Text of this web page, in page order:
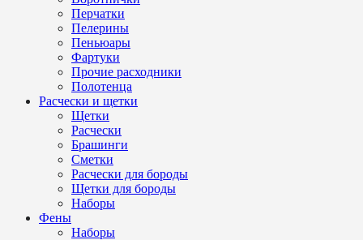
Перчатки
Пелерины
Пеньюары
Фартуки
Прочие расходники
Полотенца
Расчески и щетки
Щетки
Расчески
Брашинги
Сметки
Расчески для бороды
Щетки для бороды
Наборы
Фены
Наборы